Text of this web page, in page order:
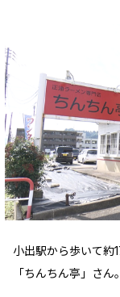
小出駅から歩いて約
「ちんちん亭」さん。